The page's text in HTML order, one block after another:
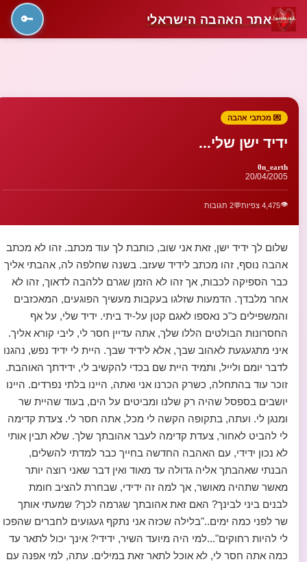
אתר האהבה הישראלי 🔑
💌 מכתבי אהבה
ידיד ישן שלי...
0n_earth
20/04/2005
👁️4,475 צפיות 💬2 תגובות
שלום לך ידיד ישן, זאת אני שוב, כותבת לך עוד מכתב. זהו לא מכתב
אהבה נוסף, זהו מכתב לידיד שעזב. בשנה שחלפה לה, אהבתי אליך
כבר הספיקה לכבות, אך זהו לא הזמן שגרם ללהבה לדאוך, זהו לא
אחר מלבדך. הדמעות שזלגו בעקבות מעשיך הפוגעים, המאכזבים
והמשפילים כ"כ נאספו לאגם קטן על-יד ביתי. ידיד שלי, על אף
החסרונות הבולטים הללו שלך, אתה עדיין חסר לי, ליבי קורא אליך.
איני מתגעגעת לאהוב שבך, אלא לידיד שבך. היית לי ידיד נפש, נהגנו
לדבר יומם ולייל, ותמיד היית שם בכדי להקשיב לי, ידידתך האוהבת.
זוכר עוד בהתחלה, כשרק הכרנו אני ואתה, היינו בלתי נפרדים. היינו
יושבים בספסל שהיה רק שלנו ומביטים על הים, בעוד שהיית שר
ומנגן לי. ועתה, בתקופה הקשה לי מכל, אתה חסר לי. צעדת קדימה
לי להביט לאחור, צעדת קדימה לעבר אהובתך שלך. שלא תבין אותי
לא נכון ידידי, עם האהבה החדשה בחייך כבר למדתי להשלים,
הבנתי שאהבתך אליה גדולה עד מאוד ואין דבר שאני רוצה יותר
מאשר שתהיה מאושר, אך למה זה ידידי, שבחרת להציב חומת
לבנים ביני לבינך? האם זאת אהובתך שגרמה לכך? שמעתי אותך
שר לפני כמה ימים.."בלילה שכזה אני נתקף געגועים לחברים שהפכו
לי להיות רחוקים"...למי היה מיועד השיר, ידידי? אינך יכול לתאר עד
כמה אתה חסר לי, לא אוכל לתאר זאת במילים. עתה, למי אפנה עם